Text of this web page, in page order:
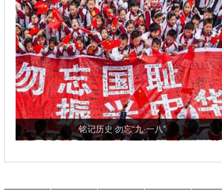
铭记历史 勿忘“九·一八”